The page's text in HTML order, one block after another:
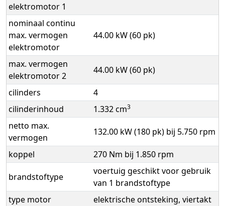
elektromotor 1
nominaal continu
max. vermogen
elektromotor
44.00 kW (60 pk)
max. vermogen
elektromotor 2
44.00 kW (60 pk)
cilinders
4
cilinderinhoud
1.332 cm3
netto max.
vermogen
132.00 kW (180 pk) bij 5.750 rpm
koppel 270 Nm bij 1.850 rpm
brandstoftype
voertuig geschikt voor gebruik
van 1 brandstoftype
type motor
elektrische ontsteking, viertakt